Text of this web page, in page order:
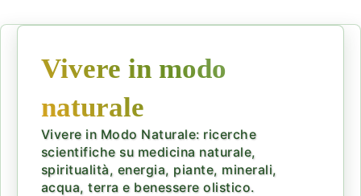
Vivere in modo
naturale
Vivere in Modo Naturale: ricerche
scientifiche su medicina naturale,
spiritualità, energia, piante, minerali,
acqua, terra e benessere olistico.